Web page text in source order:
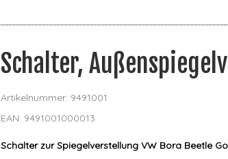
Schalter,
Artikelnummer: 9491001
EAN: 9491001000013
Schalter zur Spiegelverstellung VW Bora Beetle